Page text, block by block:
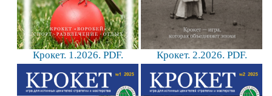
Крокет. 1.2026. PDF. Крокет. 2.2026. PDF.